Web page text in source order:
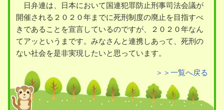
日弁連は、日本において国連犯罪防止刑事司法会議が
開催される２０２０年までに死刑制度の廃止を目指すべ
きであることを宣言しているのですが、２０２０年なん
てアッというまです。みなさんと連携しあって、死刑の
ない社会を是非実現したいと思っています。
＞＞一覧へ戻る